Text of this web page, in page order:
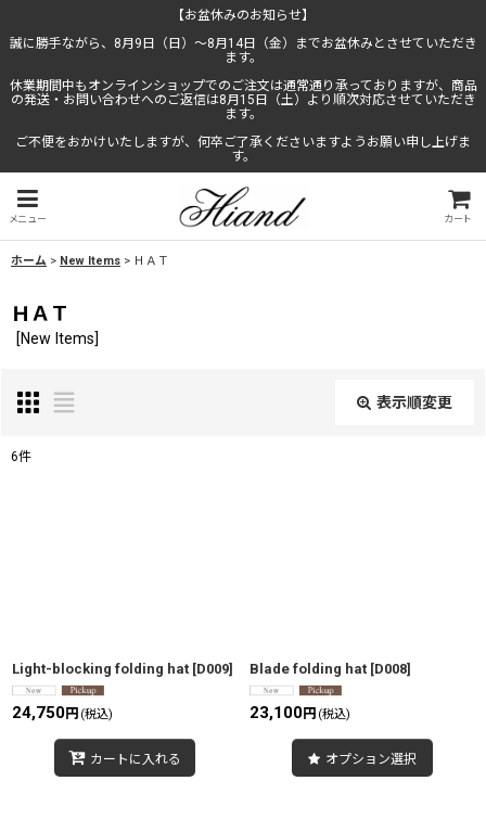
【お盆休みのお知らせ】
誠に勝手ながら、8月9日（日）〜8月14日（金）までお盆休みとさせていただき
ます。
休業期間中もオンラインショップでのご注文は通常通り承っておりますが、商品
の発送・お問い合わせへのご返信は8月15日（土）より順次対応させていただき
ます。
ご不便をおかけいたしますが、何卒ご了承くださいますようお願い申し上げま
す。
メニュー カート
ホーム > New Items > ＨＡＴ
ＨＡＴ
[New Items]
表示順変更
6件
Light-blocking folding hat [D009]
24,750円 (税込)
カートに入れる
Blade folding hat [D008]
23,100円 (税込)
オプション選択